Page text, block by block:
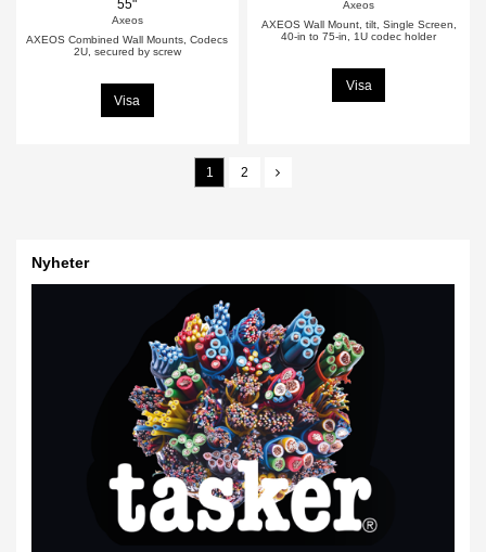
55"
Axeos
AXEOS Combined Wall Mounts, Codecs
2U, secured by screw
Visa
Axeos
AXEOS Wall Mount, tilt, Single Screen,
40-in to 75-in, 1U codec holder
Visa
1 2
Nyheter